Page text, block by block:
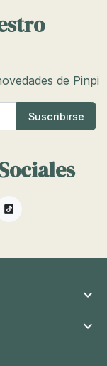
de Pinpi
TikTok

